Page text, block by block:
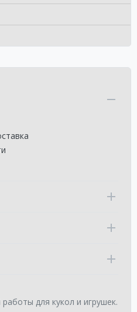
для кукол и игрушек.